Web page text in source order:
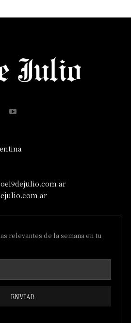
relevantes de la semana en tu
ENVIAR